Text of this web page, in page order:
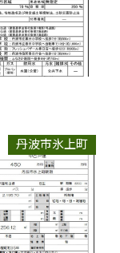
丹波市氷上町